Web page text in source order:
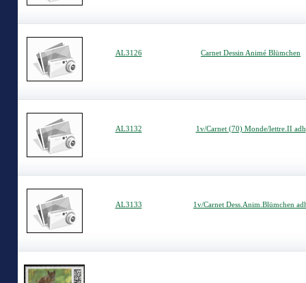
AL3126 Carnet Dessin Animé Blümchen
AL3132 1v/Carnet (70) Monde/lettre.II adh
AL3133 1v/Carnet Dess.Anim.Blümchen